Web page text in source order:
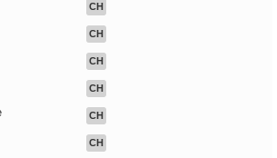
CH
CH
CH
CH
CH
CH